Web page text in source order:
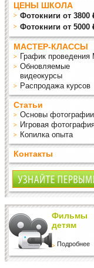
ЦЕНЫ ШКОЛА
Фотокниги от 3800
Фотокниги от 5000
МАСТЕР-КЛАССЫ
График проведения
Обновляемые
видеокурсы
Распродажа курсов
Статьи
Основы фотографии
Игровая
Копилка опыта
Контакты
Фильмы
детям
Подробнее